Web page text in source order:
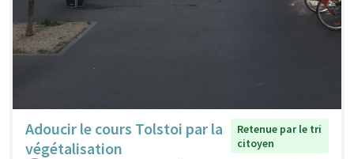
Adoucir le cours Tolstoi par la
végétalisation
Retenue par le tri
citoyen